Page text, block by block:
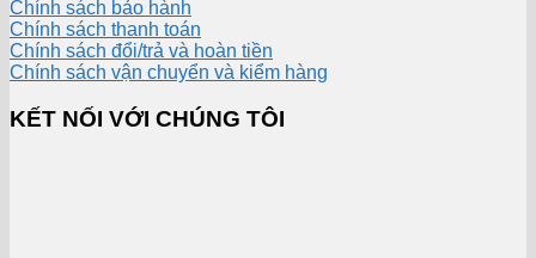
Chính sách bảo hành
Chính sách thanh toán
Chính sách đổi/trả và hoàn tiền
Chính sách vận chuyển và kiểm hàng
KẾT NỐI VỚI CHÚNG TÔI